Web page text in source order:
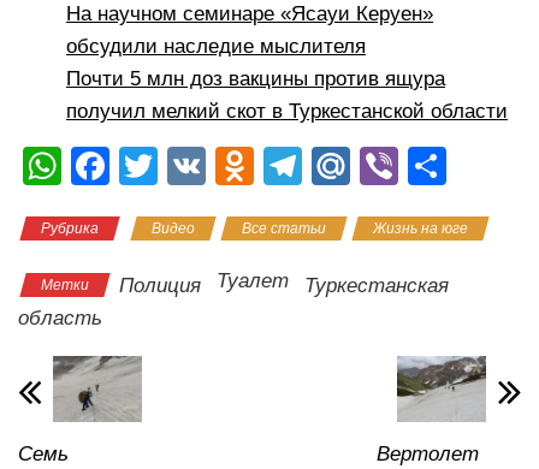
На научном семинаре «Ясауи Керуен»
обсудили наследие мыслителя
Почти 5 млн доз вакцины против ящура
получил мелкий скот в Туркестанской области
W
at
s
A
p
p
F
c
e
o
o
k
T
tt
er
V
O
n
o
T
e
gr
M
.R
u
Vi
er р
а
и
ть
Рубрика Видео Все статьи Жизнь на юге
Метки Полиция Туалет
Туркестанская
область
Семь
Вертолет